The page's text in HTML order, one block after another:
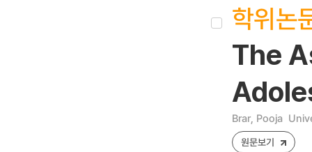
학위논
The
Brar, Pooja
원문보기